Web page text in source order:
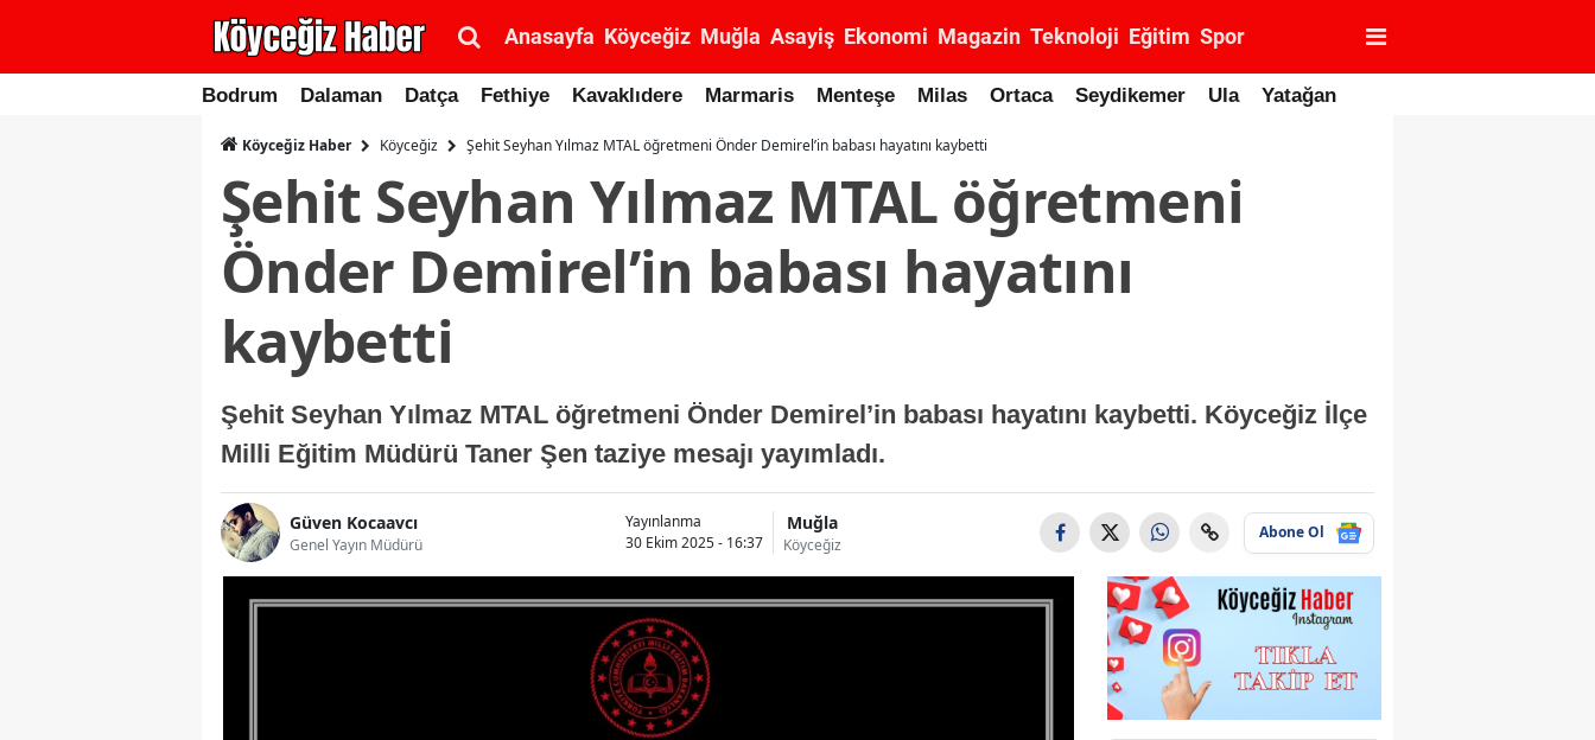
Anasayfa Köyceğiz Muğla Asayiş Ekonomi Magazin Teknoloji Eğitim Spor
Bodrum Dalaman Datça Fethiye Kavaklıdere Marmaris Menteşe Milas Ortaca Seydikemer Ula Yatağan
Köyceğiz Haber Köyceğiz Şehit Seyhan Yılmaz MTAL öğretmeni Önder Demirel’in babası hayatını kaybetti
Şehit Seyhan Yılmaz MTAL öğretmeni
Önder Demirel’in babası hayatını
kaybetti
Şehit Seyhan Yılmaz MTAL öğretmeni Önder Demirel’in babası hayatını kaybetti. Köyceğiz İlçe
Milli Eğitim Müdürü Taner Şen taziye mesajı yayımladı.
Güven Kocaavcı
Genel Yayın Müdürü
Yayınlanma
30 Ekim 2025 - 16:37
Muğla
Köyceğiz
Abone Ol